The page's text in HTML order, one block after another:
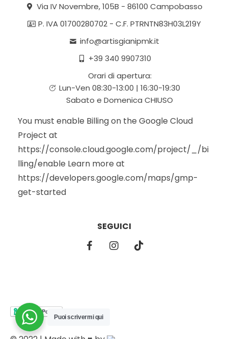
Via IV Novembre, 105B - 86100 Campobasso
P. IVA 01700280702 - C.F. PTRNTN83H03L219Y
info@artisgianipmk.it
+39 340 9907310
Orari di apertura:
Lun-Ven 08:30-13:00 | 16:30-19:30
Sabato e Domenica CHIUSO
You must enable Billing on the Google Cloud
Project at
https://console.cloud.google.com/project/_/bi
lling/enable Learn more at
https://developers.google.com/maps/gmp-
get-started
SEGUICI
Puoi scrivermi qui